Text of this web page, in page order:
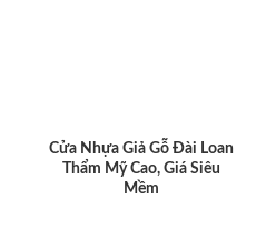
Cửa Nhựa Giả Gỗ Đài Loan
Thẩm Mỹ Cao, Giá Siêu
Mềm